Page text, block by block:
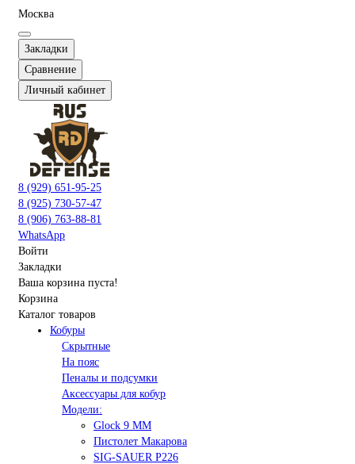
Москва
Закладки
Сравнение
Личный кабинет
8 (929) 651-95-25
8 (925) 730-57-47
8 (906) 763-88-81
WhatsApp
Войти
Закладки
Ваша корзина пуста!
Корзина
Каталог товаров
Кобуры
Скрытные
На пояс
Пеналы и подсумки
Аксессуары для кобур
Модели:
Glock 9 ММ
Пистолет Макарова
SIG-SAUER P226